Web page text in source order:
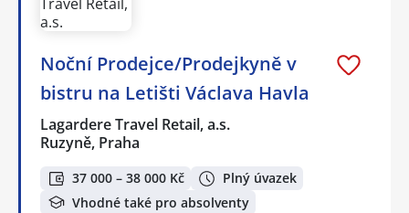
Noční Prodejce/Prodejkyně v
bistru na Letišti Václava Havla
Lagardere Travel Retail, a.s.
Ruzyně, Praha
37 000 – 38 000 Kč
Plný úvazek
Vhodné také pro absolventy